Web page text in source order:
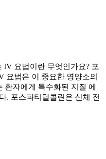
IV 요법이란 무엇인가요? 포
요법은 이 중요한 영양소의
환자에게 특수화된 지질 에
. 포스파티딜콜린은 신체 전